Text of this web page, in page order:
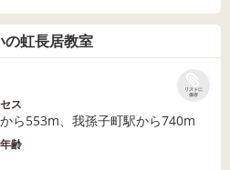
の虹長居教室
リストに
保存
ス
ら553m、我孫子町駅から740m
齢